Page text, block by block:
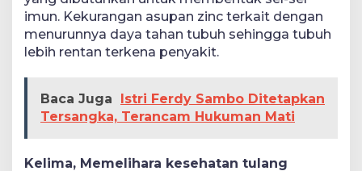
imun. Kekurangan asupan zinc terkait dengan
menurunnya daya tahan tubuh sehingga tubuh
lebih rentan terkena penyakit.
Baca Juga
Istri Ferdy Sambo Ditetapkan
Tersangka, Terancam Hukuman Mati
Kelima, Memelihara kesehatan tulang